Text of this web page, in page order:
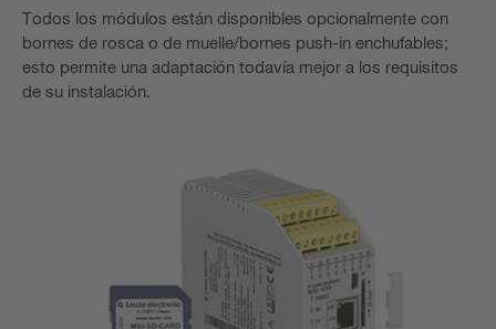
Todos los módulos están disponibles opcionalmente con
bornes de rosca o de muelle/bornes push-in enchufables;
esto permite una adaptación todavía mejor a los requisitos
de su instalación.